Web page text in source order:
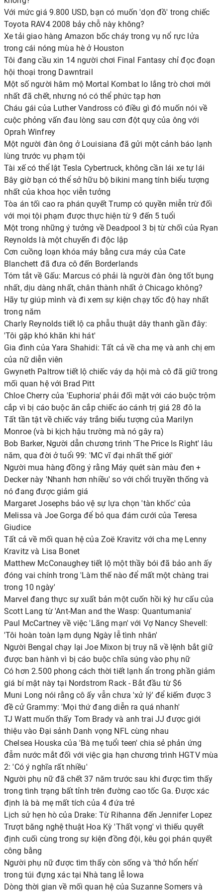
Với mức giá 9.800 USD, bạn có muốn 'dọn đồ' trong chiếc
Toyota RAV4 2008 bảy chỗ này không?
Xe tải giao hàng Amazon bốc cháy trong vụ nổ rực lửa
trong cái nóng mùa hè ở Houston
Tôi đang cầu xin 14 người chơi Final Fantasy chỉ đọc đoạn
hội thoại trong Dawntrail
Một số người hâm mộ Mortal Kombat lo lắng trò chơi mới
nhất đã chết, nhưng nó có thể phức tạp hơn
Cháu gái của Luther Vandross có điều gì đó muốn nói về
cuộc phỏng vấn đau lòng sau cơn đột quỵ của ông với
Oprah Winfrey
Một người đàn ông ở Louisiana đã gửi một cảnh báo lạnh
lùng trước vụ phạm tội
Tài xế có thể lật Tesla Cybertruck, không cần lái xe tự lái
Bây giờ bạn có thể sở hữu bộ bikini mang tính biểu tượng
nhất của khoa học viễn tưởng
Tòa án tối cao ra phán quyết Trump có quyền miễn trừ đối
với mọi tội phạm được thực hiện từ 9 đến 5 tuổi
Một trong những ý tưởng về Deadpool 3 bị từ chối của Ryan
Reynolds là một chuyến đi độc lập
Cơn cuồng loạn khóa máy bằng cưa máy của Cate
Blanchett đã đưa cô đến Borderlands
Tóm tắt về Gấu: Marcus có phải là người đàn ông tốt bụng
nhất, dịu dàng nhất, chân thành nhất ở Chicago không?
Hãy tự giúp mình và đi xem sự kiện chạy tốc độ hay nhất
trong năm
Charly Reynolds tiết lộ ca phẫu thuật dây thanh gần đây:
'Tôi gặp khó khăn khi hát'
Gia đình của Yara Shahidi: Tất cả về cha mẹ và anh chị em
của nữ diễn viên
Gwyneth Paltrow tiết lộ chiếc váy dạ hội mà cô đã giữ trong
mối quan hệ với Brad Pitt
Chloe Cherry của 'Euphoria' phải đối mặt với cáo buộc trộm
cắp vì bị cáo buộc ăn cắp chiếc áo cánh trị giá 28 đô la
Tất tần tật về chiếc váy trắng biểu tượng của Marilyn
Monroe (và bi kịch hậu trường mà nó gây ra)
Bob Barker, Người dẫn chương trình 'The Price Is Right' lâu
năm, qua đời ở tuổi 99: 'MC vĩ đại nhất thế giới'
Người mua hàng đồng ý rằng Máy quét sàn màu đen +
Decker này 'Nhanh hơn nhiều' so với chổi truyền thống và
nó đang được giảm giá
Margaret Josephs bảo vệ sự lựa chọn 'tàn khốc' của
Melissa và Joe Gorga để bỏ qua đám cưới của Teresa
Giudice
Tất cả về mối quan hệ của Zoë Kravitz với cha mẹ Lenny
Kravitz và Lisa Bonet
Matthew McConaughey tiết lộ một thầy bói đã bảo anh ấy
đóng vai chính trong 'Làm thế nào để mất một chàng trai
trong 10 ngày'
Marvel đang thực sự xuất bản một cuốn hồi ký hư cấu của
Scott Lang từ 'Ant-Man and the Wasp: Quantumania'
Paul McCartney về việc 'Lãng mạn' với Vợ Nancy Shevell:
'Tôi hoàn toàn lạm dụng Ngày lễ tình nhân'
Người Bengal chạy lại Joe Mixon bị truy nã về lệnh bắt giữ
được ban hành vì bị cáo buộc chĩa súng vào phụ nữ
Có hơn 2.500 phong cách thời tiết lạnh ẩn trong phần giảm
giá bí mật này tại Nordstrom Rack - Bắt đầu từ $6
Muni Long nói rằng cô ấy vẫn chưa 'xử lý' để kiếm được 3
đề cử Grammy: 'Mọi thứ đang diễn ra quá nhanh'
TJ Watt muốn thấy Tom Brady và anh trai JJ được giới
thiệu vào Đại sảnh Danh vọng NFL cùng nhau
Chelsea Houska của 'Bà mẹ tuổi teen' chia sẻ phản ứng
đẫm nước mắt đối với việc gia hạn chương trình HGTV mùa
2: 'Có ý nghĩa rất nhiều'
Người phụ nữ đã chết 37 năm trước sau khi được tìm thấy
trong tình trạng bất tỉnh trên đường cao tốc Ga. Được xác
định là bà mẹ mất tích của 4 đứa trẻ
Lịch sử hẹn hò của Drake: Từ Rihanna đến Jennifer Lopez
Trượt băng nghệ thuật Hoa Kỳ 'Thất vọng' vì thiếu quyết
định cuối cùng trong sự kiện đồng đội, kêu gọi phán quyết
công bằng
Người phụ nữ được tìm thấy còn sống và 'thở hổn hển'
trong túi đựng xác tại Nhà tang lễ Iowa
Dòng thời gian về mối quan hệ của Suzanne Somers và